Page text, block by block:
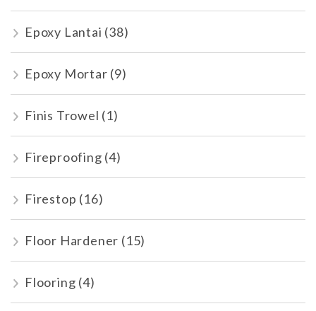
Epoxy Lantai (38)
Epoxy Mortar (9)
Finis Trowel (1)
Fireproofing (4)
Firestop (16)
Floor Hardener (15)
Flooring (4)